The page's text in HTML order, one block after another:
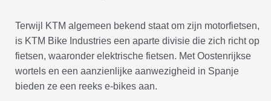
Terwijl KTM algemeen bekend staat om zijn motorfietsen,
is KTM Bike Industries een aparte divisie die zich richt op
fietsen, waaronder elektrische fietsen. Met Oostenrijkse
wortels en een aanzienlijke aanwezigheid in Spanje
bieden ze een reeks e-bikes aan.